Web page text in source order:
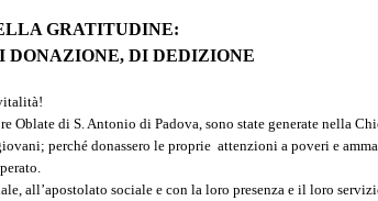
GRATITUDINE:
DONAZIONE, DI DEDIZIONE
di S. Antonio di Padova, sono state generate nella
perché donassero le proprie attenzioni a poveri e
all’apostolato sociale e con la loro presenza e il loro